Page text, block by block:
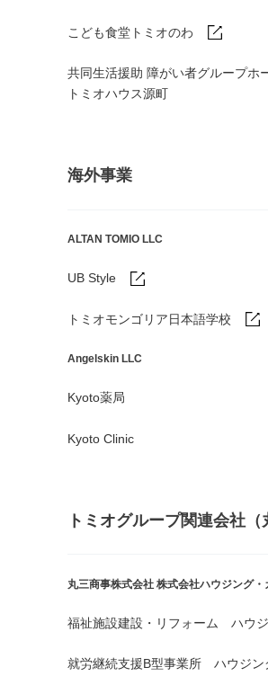
こども食堂トミオのわ
共同生活援助 障がい者グループホ
トミオハウス源町
海外事業
ALTAN TOMIO LLC
UB Style
トミオモンゴリア日本語学校
Angelskin LLC
Kyoto薬局
Kyoto Clinic
トミオグループ関連会社（
丸三商事株式会社 株式会社ハウジング・
福祉施設建設・リフォーム ハウ
就労継続支援B型事業所 ハウジン